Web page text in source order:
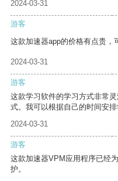
2024-03-31
游客
这款加速器app的价格有点贵，
2024-03-31
游客
这款学习软件的学习方式非常
式。我可以根据自己的时间安排
2024-03-31
游客
这款加速器VPM应用程序已经
护。